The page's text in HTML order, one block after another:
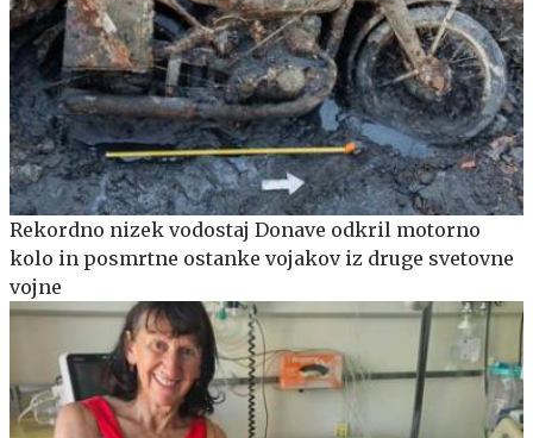
Rekordno nizek vodostaj Donave odkril motorno
kolo in posmrtne ostanke vojakov iz druge svetovne
vojne